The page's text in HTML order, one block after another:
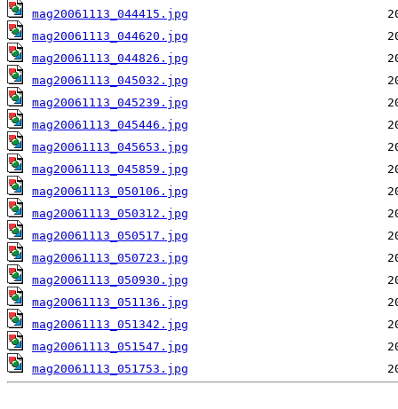
mag20061113_044415.jpg
mag20061113_044620.jpg
mag20061113_044826.jpg
mag20061113_045032.jpg
mag20061113_045239.jpg
mag20061113_045446.jpg
mag20061113_045653.jpg
mag20061113_045859.jpg
mag20061113_050106.jpg
mag20061113_050312.jpg
mag20061113_050517.jpg
mag20061113_050723.jpg
mag20061113_050930.jpg
mag20061113_051136.jpg
mag20061113_051342.jpg
mag20061113_051547.jpg
mag20061113_051753.jpg